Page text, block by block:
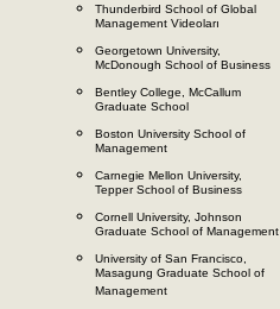
Thunderbird School of Global
Management Videoları
Georgetown University,
McDonough School of Business
Bentley College, McCallum
Graduate School
Boston University School of
Management
Carnegie Mellon University,
Tepper School of Business
Cornell University, Johnson
Graduate School of Management
University of San Francisco,
Masagung Graduate School of
Management